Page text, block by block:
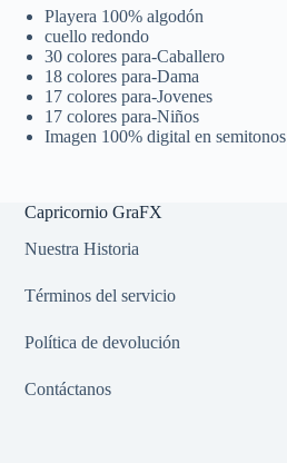
Playera 100% algodón
cuello redondo
30 colores para-Caballero
18 colores para-Dama
17 colores para-Jovenes
17 colores para-Niños
Imagen 100% digital en semitonos
Capricornio GraFX
Nuestra Historia
Términos del servicio
Política de devolución
Contáctanos